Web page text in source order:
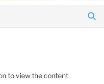
to view the content